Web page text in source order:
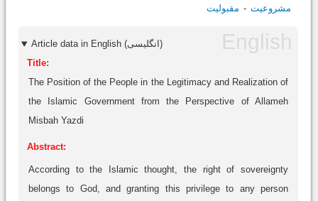
مشروعیت
مقبولیت
Article data in English (انگلیسی)
Title:
The Position of the People in the Legitimacy and Realization of
the Islamic Government from the Perspective of Allameh
Misbah Yazdi
Abstract:
According to the Islamic thought, the right of sovereignty
belongs to God, and granting this privilege to any person